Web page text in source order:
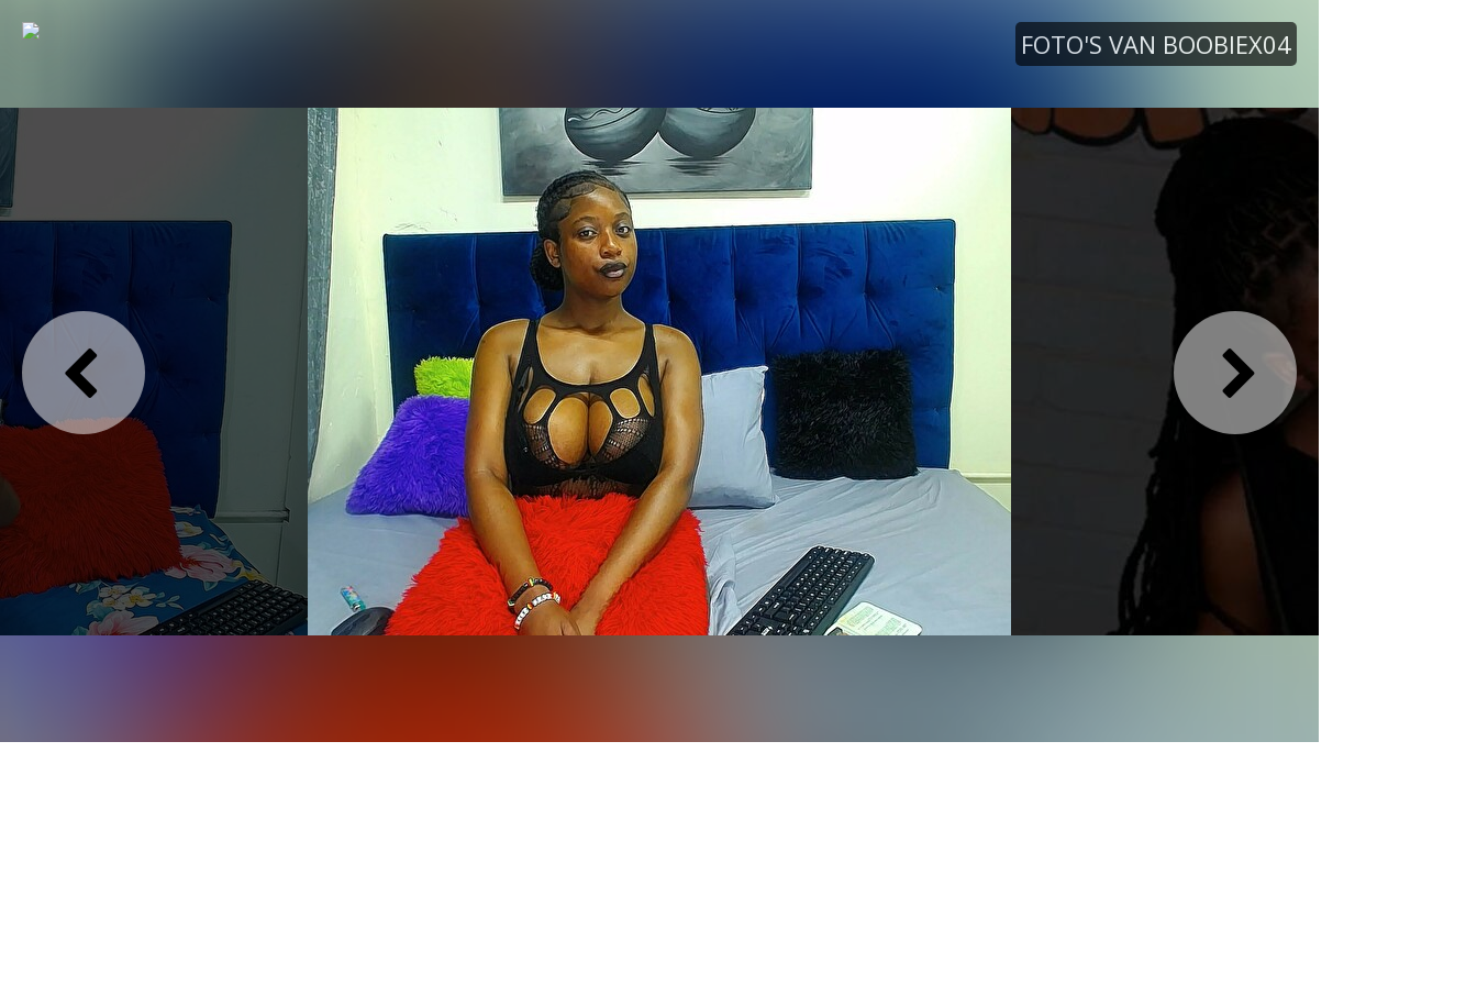
FOTO'S VAN BOOBIEX04